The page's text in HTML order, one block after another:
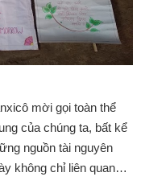
mời gọi toàn thể
của chúng ta, bất kể
nguồn tài nguyên
không chỉ liên quan